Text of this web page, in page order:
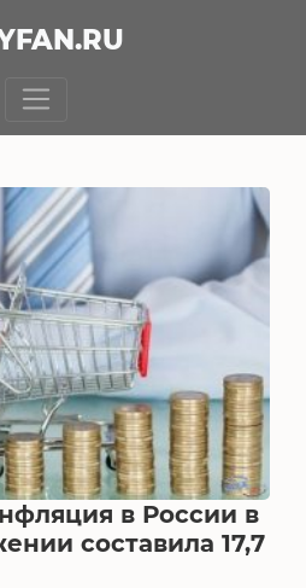
FAN.RU
в России в
составила 17,7